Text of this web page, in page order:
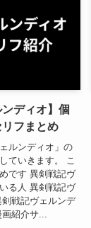
ディオ】個
フまとめ
ルンディオ」の
ていきます。 こ
です 異剣戦記ヴ
る人 異剣戦記ヴ
戦記ヴェルンデ
紹介サ...